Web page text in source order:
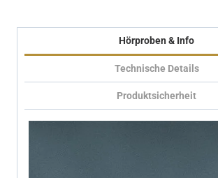
Hörproben & Info
Technische Details
Produktsicherheit